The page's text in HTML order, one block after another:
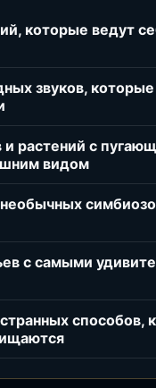
которые ведут
звуков,
и растений с
видом
с самыми
способов,